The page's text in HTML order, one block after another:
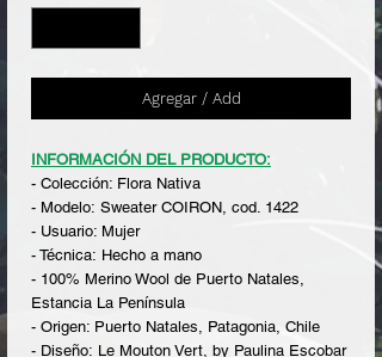
Agregar / Add
INFORMACIÓN DEL PRODUCTO:
- Colección: Flora Nativa
- Modelo: Sweater COIRON, cod. 1422
- Usuario: Mujer
- Técnica: Hecho a mano
- 100% Merino Wool de Puerto Natales,
Estancia La Península
- Origen: Puerto Natales, Patagonia, Chile
- Diseño: Le Mouton Vert, by Paulina Escobar